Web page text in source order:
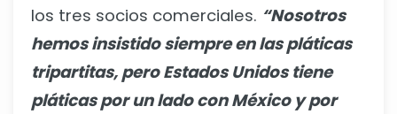
los tres socios comerciales. “Nosotros
hemos insistido siempre en las pláticas
tripartitas, pero Estados Unidos tiene
pláticas por un lado con México y por